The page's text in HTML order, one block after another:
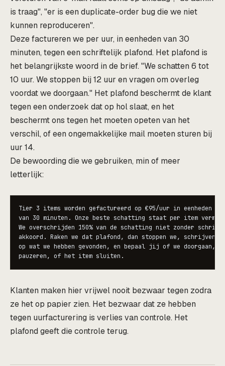
is traag", "er is een duplicate-order bug die we niet
kunnen reproduceren".
Deze factureren we per uur, in eenheden van 30
minuten, tegen een schriftelijk plafond. Het plafond is
het belangrijkste woord in de brief. "We schatten 6 tot
10 uur. We stoppen bij 12 uur en vragen om overleg
voordat we doorgaan." Het plafond beschermt de klant
tegen een onderzoek dat op hol slaat, en het
beschermt ons tegen het moeten opeten van het
verschil, of een ongemakkelijke mail moeten sturen bij
uur 14.
De bewoording die we gebruiken, min of meer
letterlijk:
Tier 3 items worden gefactureerd op €95/uur in eenheden
van 30 minuten. Onze beste schatting staat per item
We overschrijden 150% van de schatting niet zonder
akkoord. Raken we dat plafond, dan stoppen we, schrijven
op wat we hebben gevonden, en bepaal jij of we doorgaan,
pauzeren, of het item sluiten.
Klanten maken hier vrijwel nooit bezwaar tegen zodra
ze het op papier zien. Het bezwaar dat ze hebben
tegen uurfacturering is verlies van controle. Het
plafond geeft die controle terug.